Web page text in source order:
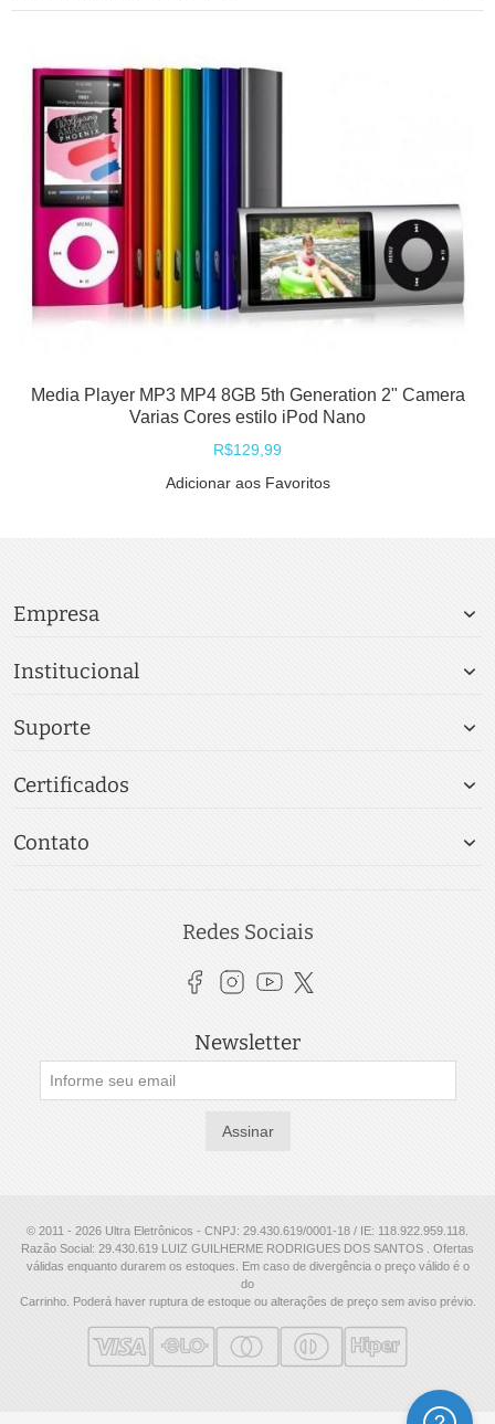
Media Player MP3 MP4 8GB 5th Generation 2" Camera
Varias Cores estilo iPod Nano
R$129,99
Adicionar aos Favoritos
Empresa
Institucional
Suporte
Certificados
Contato
Redes Sociais
Newsletter
Assinar
© 2011 - 2026 Ultra Eletrônicos - CNPJ: 29.430.619/0001-18 / IE: 118.922.959.118.
Razão Social: 29.430.619 LUIZ GUILHERME RODRIGUES DOS SANTOS . Ofertas
válidas enquanto durarem os estoques. Em caso de divergência o preço válido é o
do
Carrinho. Poderá haver ruptura de estoque ou alterações de preço sem aviso prévio.